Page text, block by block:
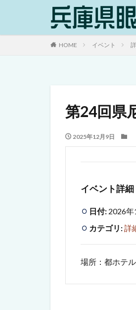
HOME イベント
第24回県
2025年12月9日
イベント詳細
日付: 2026年
カテゴリ:詳
場所：都ホテ